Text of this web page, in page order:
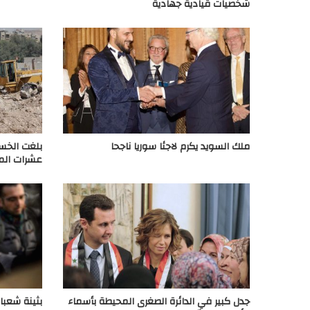
شخصيات قيادية جهادية
ملك السويد يكرم لاجئا سوريا ناجحا بلغت
عشرات
جدل كبير في الدائرة الصغرى المحيطة بأسماء بثينة